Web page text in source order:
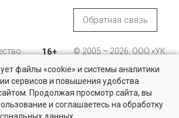
рынке
в Санкт-Петербурге и области от
недвижимости
Обратная связь
16+
© 2005 – 2026, ООО «УК
196105, Санкт-
Петербург, пр. Юрия
Гагарина, 1
файлы «cookie» и системы аналитики
сервисов и повышения удобства
Продолжая просмотр сайта, вы
и соглашаетесь на обработку